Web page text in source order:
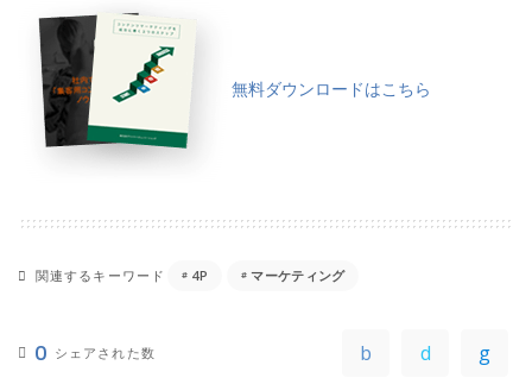
無料ダウンロードはこちら
関連するキーワード 4P マーケティング
0 シェアされた数